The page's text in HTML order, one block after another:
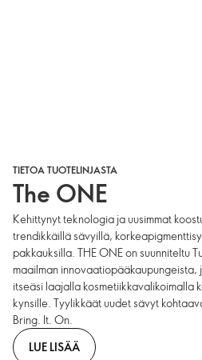
TIETOA TUOTELINJASTA
The ONE
Kehittynyt teknologia ja uusimmat
trendikkäillä sävyillä,
pakkauksilla. THE ONE on suunniteltu
maailman innovaatiopääkaupungeista,
itseäsi laajalla kosmetiikkavalikoimalla
kynsille. Tyylikkäät uudet sävyt
Bring. It. On.
LUE LISÄÄ